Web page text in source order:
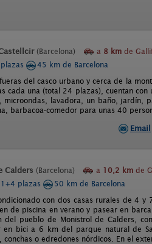
(Barcelona) a 8 km de
45 km de Barcelona
del casco urbano y cerca de la
cada una (total 24 plazas), cuentan
microondas, lavadora, un baño,
barbacoa-comedor para unas 40
Email
Calders (Barcelona) a 10,2 km de
plazas
50 km de Barcelona
con dos casas rurales de 4
de piscina en verano y pasear en
del pueblo de Monistrol de Calders,
bici a 6 km del parque natural de
conchas o edredones nórdicos. En el